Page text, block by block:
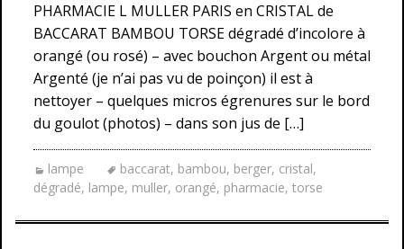
PHARMACIE L MULLER PARIS en CRISTAL de
BACCARAT BAMBOU TORSE dégradé d’incolore à
orangé (ou rosé) – avec bouchon Argent ou métal
Argenté (je n’ai pas vu de poinçon) il est à
nettoyer – quelques micros égrenures sur le bord
du goulot (photos) – dans son jus de […]
lampe baccarat, bambou, berger, cristal,
dégradé, lampe, muller, orangé, pharmacie, torse